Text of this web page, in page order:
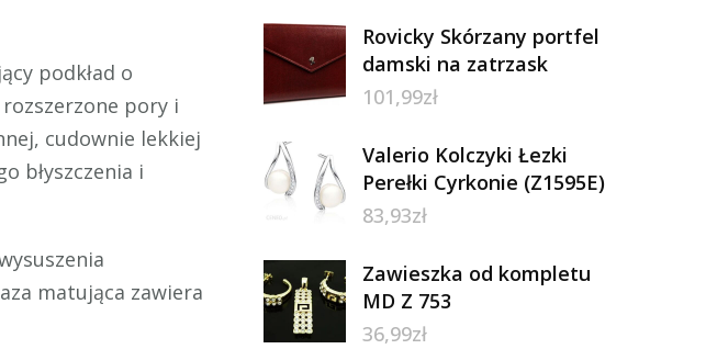
podkład o
pory i
cudownie lekkiej
błyszczenia i
matująca zawiera
Rovicky Skórzany portfel
damski na zatrzask
101,99zł
Valerio Kolczyki Łezki
Perełki Cyrkonie (Z1595E)
83,93zł
Zawieszka od kompletu
MD Z 753
36,99zł